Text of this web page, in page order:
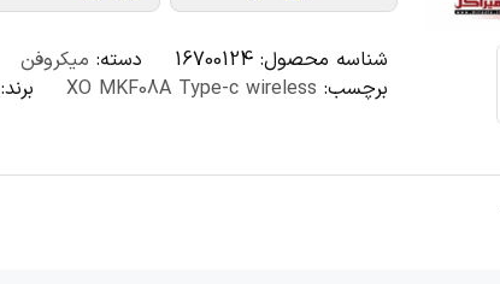
شناسه محصول:16700124 دسته: میکروفن
برچسب: XO MKF08A Type-c wireless برند: